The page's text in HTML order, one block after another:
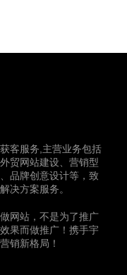
客服务,主营业务包括
贸网站建设、营销型
品牌创意设计等，致
决方案服务。
网站，不是为了推广
果而做推广！携手宇
销新格局！